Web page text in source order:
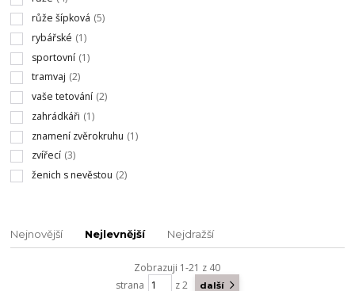
růže šípková (5)
rybářské (1)
sportovní (1)
tramvaj (2)
vaše tetování (2)
zahrádkáři (1)
znamení zvěrokruhu (1)
zvířecí (3)
ženich s nevěstou (2)
Nejnovější Nejlevnější Nejdražší
Zobrazuji 1-21 z 40
strana
z 2 další